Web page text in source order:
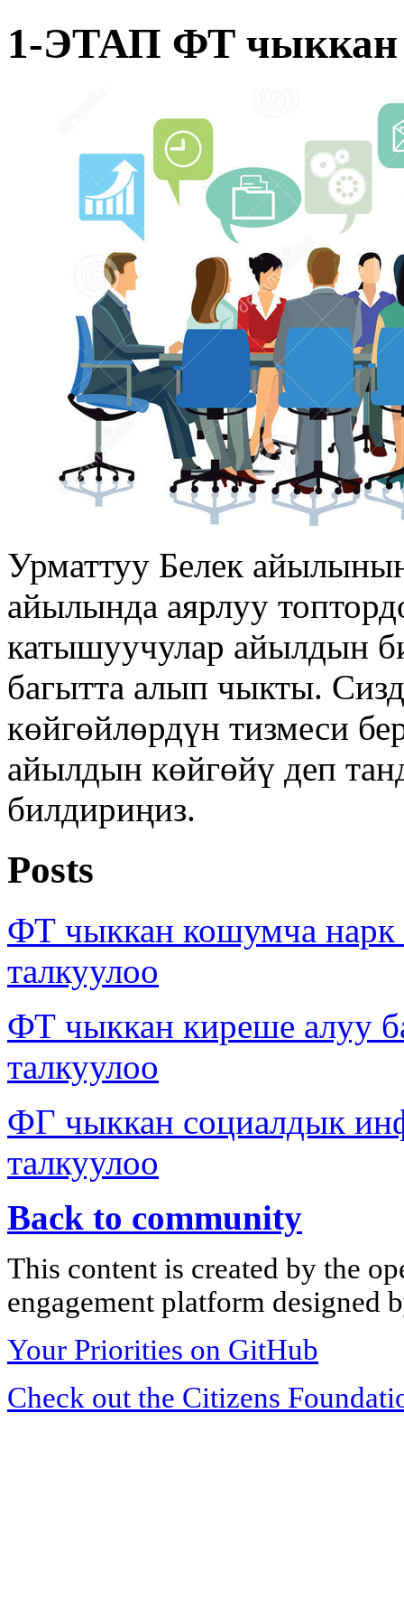
1-ЭТАП ФТ чыккан
Урматтуу Белек
айылында аярлуу
катышуучулар айылдын
багытта алып чыкты.
көйгөйлөрдүн тизмеси
айылдын көйгөйү деп
билдириңиз.
Posts
ФТ чыккан кошумча
талкуулоо
ФТ чыккан киреше алуу
талкуулоо
ФГ чыккан социалдык
талкуулоо
Back to community
This content is created by the
engagement platform designed
Your Priorities on GitHub
Check out the Citizens